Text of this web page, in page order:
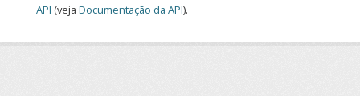
API (veja Documentação da API).